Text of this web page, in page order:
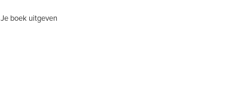
Je boek uitgeven